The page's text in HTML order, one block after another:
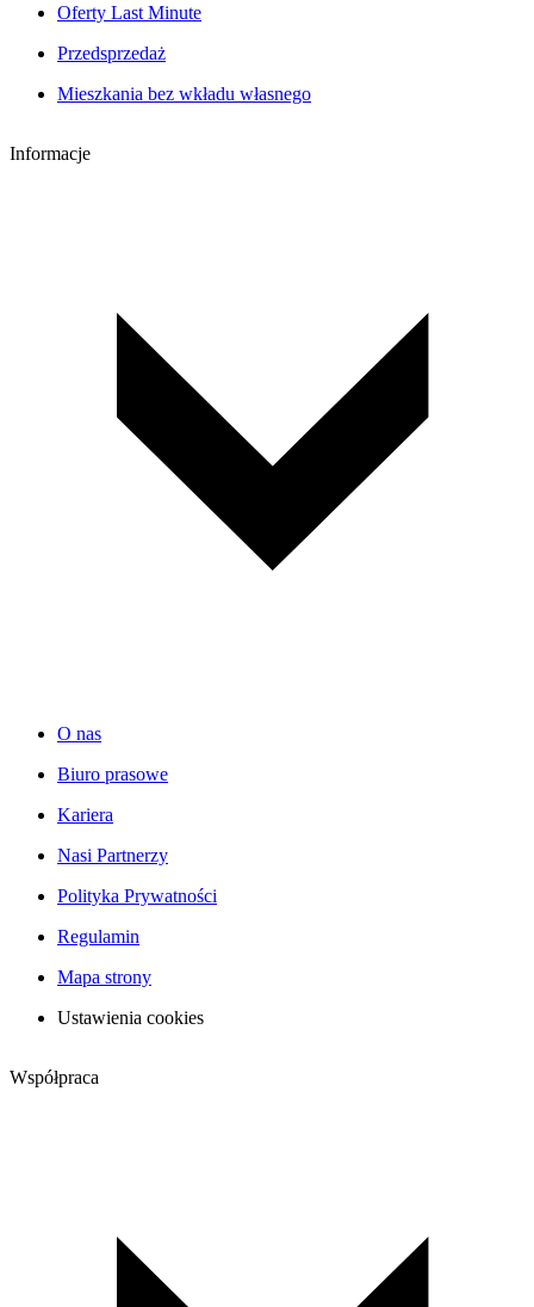
Oferty Last Minute
Przedsprzedaż
Mieszkania bez wkładu własnego
Informacje
O nas
Biuro prasowe
Kariera
Nasi Partnerzy
Polityka Prywatności
Regulamin
Mapa strony
Ustawienia cookies
Współpraca